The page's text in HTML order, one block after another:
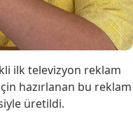
ilk televizyon reklam
hazırlanan bu reklam
üretildi.